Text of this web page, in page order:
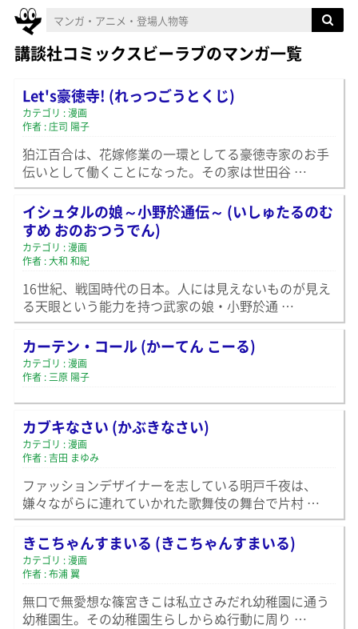
講談社コミックスビーラブのマンガ一覧
Let's豪徳寺! (れっつごうとくじ)
カテゴリ : 漫画
作者 : 庄司 陽子
狛江百合は、花嫁修業の一環としてる豪徳寺家のお手
伝いとして働くことになった。その家は世田谷 …
イシュタルの娘～小野於通伝～ (いしゅたるのむ
すめ おのおつうでん)
カテゴリ : 漫画
作者 : 大和 和紀
16世紀、戦国時代の日本。人には見えないものが見え
る天眼という能力を持つ武家の娘・小野於通 …
カーテン・コール (かーてん こーる)
カテゴリ : 漫画
作者 : 三原 陽子
カブキなさい (かぶきなさい)
カテゴリ : 漫画
作者 : 吉田 まゆみ
ファッションデザイナーを志している明戸千夜は、
嫌々ながらに連れていかれた歌舞伎の舞台で片村 …
きこちゃんすまいる (きこちゃんすまいる)
カテゴリ : 漫画
作者 : 布浦 翼
無口で無愛想な篠宮きこは私立さみだれ幼稚園に通う
幼稚園生。その幼稚園生らしからぬ行動に周り …